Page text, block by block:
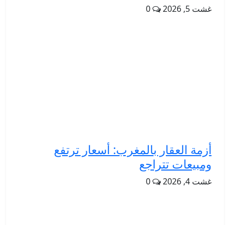
غشت 5, 2026 0
أزمة العقار بالمغرب: أسعار ترتفع
ومبيعات تتراجع
غشت 4, 2026 0